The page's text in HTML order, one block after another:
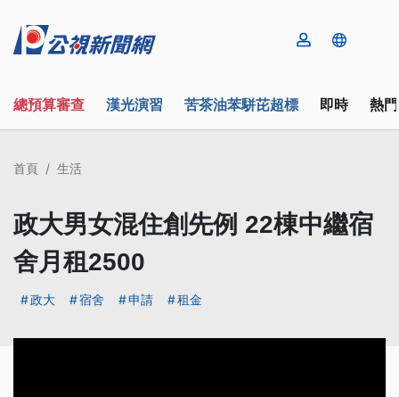
總預算審查 漢光演習 苦茶油苯駢芘超標 即時 熱
首頁 生活
政大男女混住創先例 22棟中繼宿
舍月租2500
政大 宿舍 申請 租金